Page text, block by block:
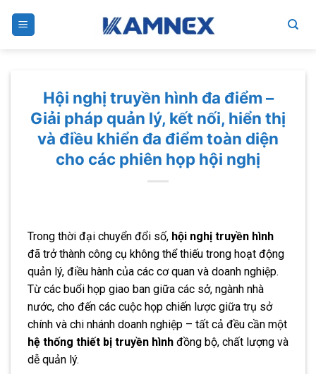
Hội nghị truyền hình đa điểm –
Giải pháp quản lý, kết nối, hiển thị
và điều khiển đa điểm toàn diện
cho các phiên họp hội nghị
Trong thời đại chuyển đổi số, hội nghị truyền hình
đã trở thành công cụ không thể thiếu trong hoạt động
quản lý, điều hành của các cơ quan và doanh nghiệp.
Từ các buổi họp giao ban giữa các sở, ngành nhà
nước, cho đến các cuộc họp chiến lược giữa trụ sở
chính và chi nhánh doanh nghiệp – tất cả đều cần một
hệ thống thiết bị truyền hình đồng bộ, chất lượng và
dễ quản lý.